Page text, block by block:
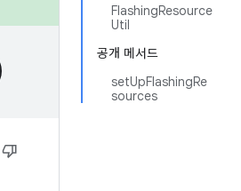
FlashingResource
Util
공개 메서드
setUpFlashingRe
sources